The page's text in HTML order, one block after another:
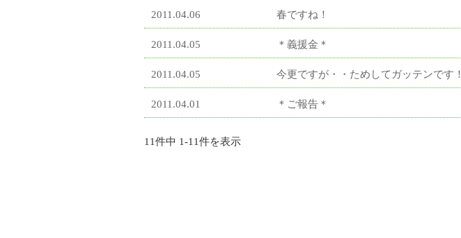
2011.04.06 春ですね！
2011.04.05 ＊義援金＊
2011.04.05 今更ですが・・ためしてガッテンです！
2011.04.01 ＊ご報告＊
11件中 1-11件を表示